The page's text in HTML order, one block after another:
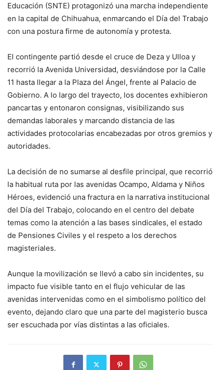
Educación (SNTE) protagonizó una marcha independiente
en la capital de Chihuahua, enmarcando el Día del Trabajo
con una postura firme de autonomía y protesta.
El contingente partió desde el cruce de Deza y Ulloa y
recorrió la Avenida Universidad, desviándose por la Calle
11 hasta llegar a la Plaza del Ángel, frente al Palacio de
Gobierno. A lo largo del trayecto, los docentes exhibieron
pancartas y entonaron consignas, visibilizando sus
demandas laborales y marcando distancia de las
actividades protocolarias encabezadas por otros gremios y
autoridades.
La decisión de no sumarse al desfile principal, que recorrió
la habitual ruta por las avenidas Ocampo, Aldama y Niños
Héroes, evidenció una fractura en la narrativa institucional
del Día del Trabajo, colocando en el centro del debate
temas como la atención a las bases sindicales, el estado
de Pensiones Civiles y el respeto a los derechos
magisteriales.
Aunque la movilización se llevó a cabo sin incidentes, su
impacto fue visible tanto en el flujo vehicular de las
avenidas intervenidas como en el simbolismo político del
evento, dejando claro que una parte del magisterio busca
ser escuchada por vías distintas a las oficiales.